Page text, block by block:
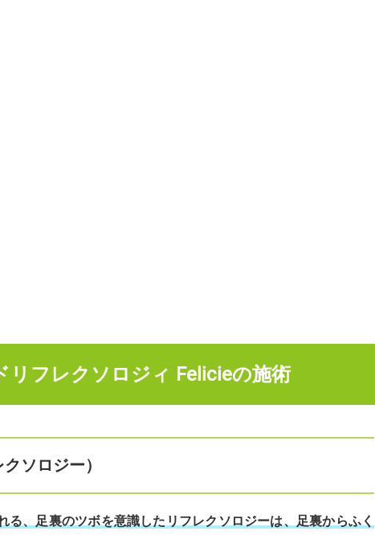
リフレクソロジィ Felicieの施術
ソロジー）
る、足裏のツボを意識したリフレクソロジーは、足裏からふく